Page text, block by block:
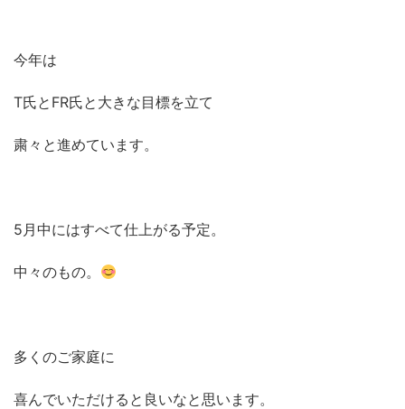
今年は
T氏とFR氏と大きな目標を立て
粛々と進めています。
5月中にはすべて仕上がる予定。
中々のもの。
多くのご家庭に
喜んでいただけると良いなと思います。